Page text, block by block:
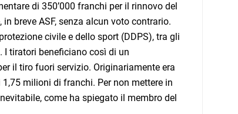
di 350’000 franchi per il rinnovo del
breve ASF, senza alcun voto contrario.
civile e dello sport (DDPS), tra gli
tiratori beneficiano così di un
il tiro fuori servizio. Originariamente era
milioni di franchi. Per non mettere in
come ha spiegato il membro del